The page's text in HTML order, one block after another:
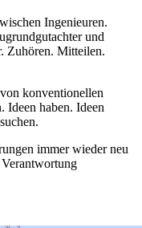
Ingenieuren.
und
Zuhören. Mitteilen.
konventionellen
Ideen haben. Ideen
immer wieder neu